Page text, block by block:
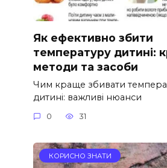
Як ефективно збити
температуру дитині:
методи та засоби
Чим краще збивати
дитині: важливі нюанси
0 31
КОРИСНО ЗНАТИ